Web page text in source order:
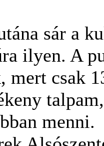
sár a
ilyen. A
mert csak
menni.